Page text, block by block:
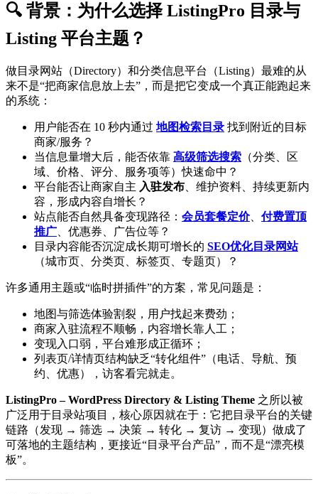
🔍 背景：为什么选择 ListingPro 目录与
Listing 平台主题？
做目录网站（Directory）和分类信息平台（Listing）最难的从
来不是“把商家信息放上去”，而是把它变成一个真正能跑起来
的系统：
用户能否在 10 秒内通过 地图检索目录 找到附近的目标
商家/服务？
当信息量增大后，能否依靠 高级筛选搜索 （分类、区
域、价格、评分、服务项等）快速命中？
平台能否让商家自主 入驻发布 、维护资料、持续更新内
容，形成内容自增长？
站点能否自然具备变现路径： 会员套餐定价、 付费置顶
推广 、优惠券、广告位等？
目录内容能否沉淀成长期可增长的 SEO优化目录网站
（城市页、分类页、标签页、专题页）？
许多通用主题或“临时拼插件”的方案，常见问题是：
地图与筛选体验割裂，用户找起来费劲；
商家入驻流程不顺畅，内容增长靠人工；
变现入口弱，平台难形成正循环；
列表页/详情页结构缺乏“转化组件”（电话、导航、预
约、优惠），访客看完就走。
ListingPro – WordPress Directory & Listing Theme 之所以被
广泛用于目录站项目，核心原因就在于：它把目录平台的关键
链路（发现 → 筛选 → 决策 → 转化 → 复访 → 变现）做成了
可落地的主题结构，更接近“目录平台产品”，而不是“漂亮模
板”。